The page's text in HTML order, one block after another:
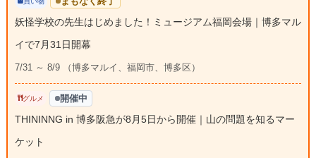
妖怪学校の先生はじめました！ミュージアム福岡会場｜博多マル
イで7月31日開幕
7/31 ～ 8/9 （博多マルイ、福岡市、博多区）
グルメ 開催中
THININNG in 博多阪急が8月5日から開催｜山の問題を知るマー
ケット